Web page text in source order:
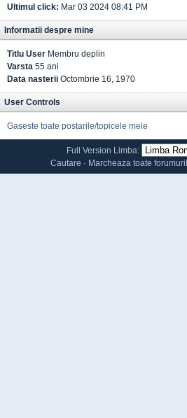
Ultimul click: Mar 03 2024 08:41 PM
Informatii despre mine
Titlu User Membru deplin
Varsta 55 ani
Data nasterii Octombrie 16, 1970
User Controls
Gaseste toate postarile/topicele mele
Full Version Limba:
Cautare · Marcheaza toate